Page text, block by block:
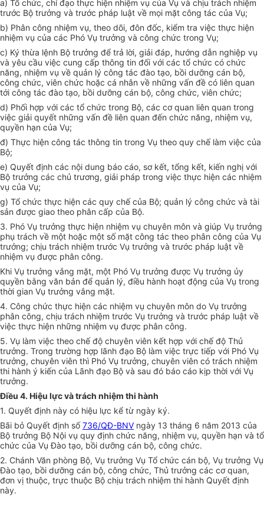
a) Tổ chức, chỉ đạo thực hiện nhiệm vụ của Vụ và chịu trách nhiệm
trước Bộ trưởng và trước pháp luật về mọi mặt công tác của Vụ;
b) Phân công nhiệm vụ, theo dõi, đôn đốc, kiểm tra việc thực hiện
nhiệm vụ của các Phó Vụ trưởng và công chức trong Vụ;
c) Ký thừa lệnh Bộ trưởng để trả lời, giải đáp, hướng dẫn nghiệp vụ
và yêu cầu việc cung cấp thông tin đối với các tổ chức có chức
năng, nhiệm vụ về quản lý công tác đào tạo, bồi dưỡng cán bộ,
công chức, viên chức hoặc cá nhân về những vấn đề có liên quan
tới công tác đào tạo, bồi dưỡng cán bộ, công chức, viên chức;
d) Phối hợp với các tổ chức trong Bộ, các cơ quan liên quan trong
việc giải quyết những vấn đề liên quan đến chức năng, nhiệm vụ,
quyền hạn của Vụ;
đ) Thực hiện công tác thông tin trong Vụ theo quy chế làm việc của
Bộ;
e) Quyết định các nội dung báo cáo, sơ kết, tổng kết, kiến nghị với
Bộ trưởng các chủ trương, giải pháp trong việc thực hiện các nhiệm
vụ của Vụ;
g) Tổ chức thực hiện các quy chế của Bộ; quản lý công chức và tài
sản được giao theo phân cấp của Bộ.
3. Phó Vụ trưởng thực hiện nhiệm vụ chuyên môn và giúp Vụ trưởng
phụ trách về một hoặc một số mặt công tác theo phân công của Vụ
trưởng; chịu trách nhiệm trước Vụ trưởng và trước pháp luật về
nhiệm vụ được phân công.
Khi Vụ trưởng vắng mặt, một Phó Vụ trưởng được Vụ trưởng ủy
quyền bằng văn bản để quản lý, điều hành hoạt động của Vụ trong
thời gian Vụ trưởng vắng mặt.
4. Công chức thực hiện các nhiệm vụ chuyên môn do Vụ trưởng
phân công, chịu trách nhiệm trước Vụ trưởng và trước pháp luật về
việc thực hiện những nhiệm vụ được phân công.
5. Vụ làm việc theo chế độ chuyên viên kết hợp với chế độ Thủ
trưởng. Trong trường hợp lãnh đạo Bộ làm việc trực tiếp với Phó Vụ
trưởng, chuyên viên thì Phó Vụ trưởng, chuyên viên có trách nhiệm
thi hành ý kiến của Lãnh đạo Bộ và sau đó báo cáo kịp thời với Vụ
trưởng.
Điều 4. Hiệu lực và trách nhiệm thi hành
1. Quyết định này có hiệu lực kể từ ngày ký.
Bãi bỏ Quyết định số736/QĐ-BNV ngày 13 tháng 6 năm 2013 của
Bộ trưởng Bộ Nội vụ quy định chức năng, nhiệm vụ, quyền hạn và tổ
chức của Vụ Đào tạo, bồi dưỡng cán bộ, công chức.
2. Chánh Văn phòng Bộ, Vụ trưởng Vụ Tổ chức cán bộ, Vụ trưởng Vụ
Đào tạo, bồi dưỡng cán bộ, công chức, Thủ trưởng các cơ quan,
đơn vị thuộc, trực thuộc Bộ chịu trách nhiệm thi hành Quyết định
này.